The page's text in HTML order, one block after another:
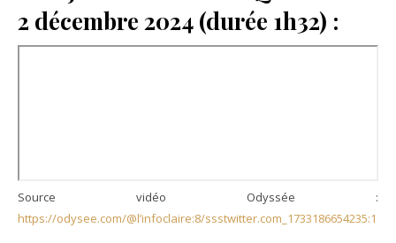
2 décembre 2024 (durée 1h32) :
Source vidéo Odyssée :
https://odysee.com/@l’infoclaire:8/ssstwitter.com_1733186654235:1